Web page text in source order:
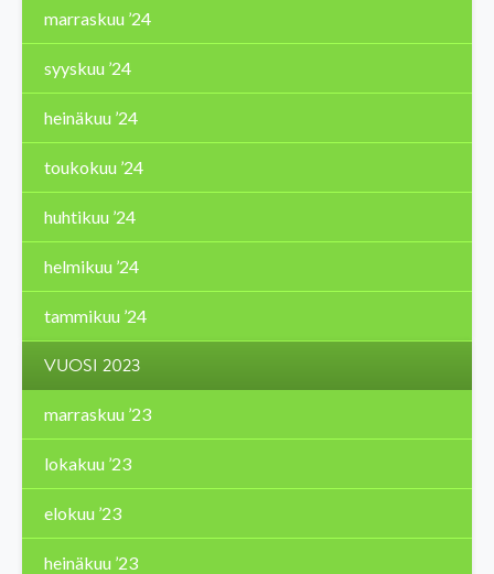
marraskuu ’24
syyskuu ’24
heinäkuu ’24
toukokuu ’24
huhtikuu ’24
helmikuu ’24
tammikuu ’24
VUOSI 2023
marraskuu ’23
lokakuu ’23
elokuu ’23
heinäkuu ’23